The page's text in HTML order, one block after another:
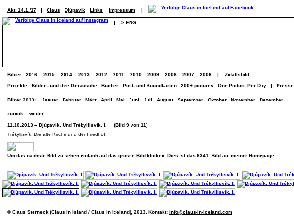
Akt: 14.1.'17 | Claus Djúpavík Links Impressum |
| > ENG
Bilder: 2016 2015 2014 2013 2012 2011 2010 2009 2008 2007 2006 | Zufallsbild
Projekte: Bilder - und ihre Geräusche Bücher Post- und Soundkarten 200+ pictures One Picture Per Day | Presse
Bilder 2013: Januar Februar März April Mai Juni Juli August September Oktober November Dezember
zurück weiter
11.10.2013 – Djúpavík. Und Trékyllisvík. I. (Bild 9 von 11)
Trékyllisvík. Die alte Kirche und der Friedhof.
Um das nächste Bild zu sehen einfach auf das grosse Bild klicken. Dies ist das 6341. Bild auf meiner Homepage.
© Claus Sterneck (Claus in Island / Claus in Iceland), 2013. Kontakt: info@claus-in-iceland.com